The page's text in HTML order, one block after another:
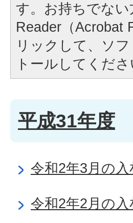
す。お持ちでな
Reader（Acrobat
リックして、ソ
トールしてくださ
平成31年度
令和2年3月の入
令和2年2月の入